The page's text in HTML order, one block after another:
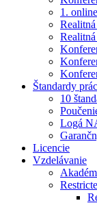
1.
Štandardy
10
Logá
Licencie
Vzdelávanie